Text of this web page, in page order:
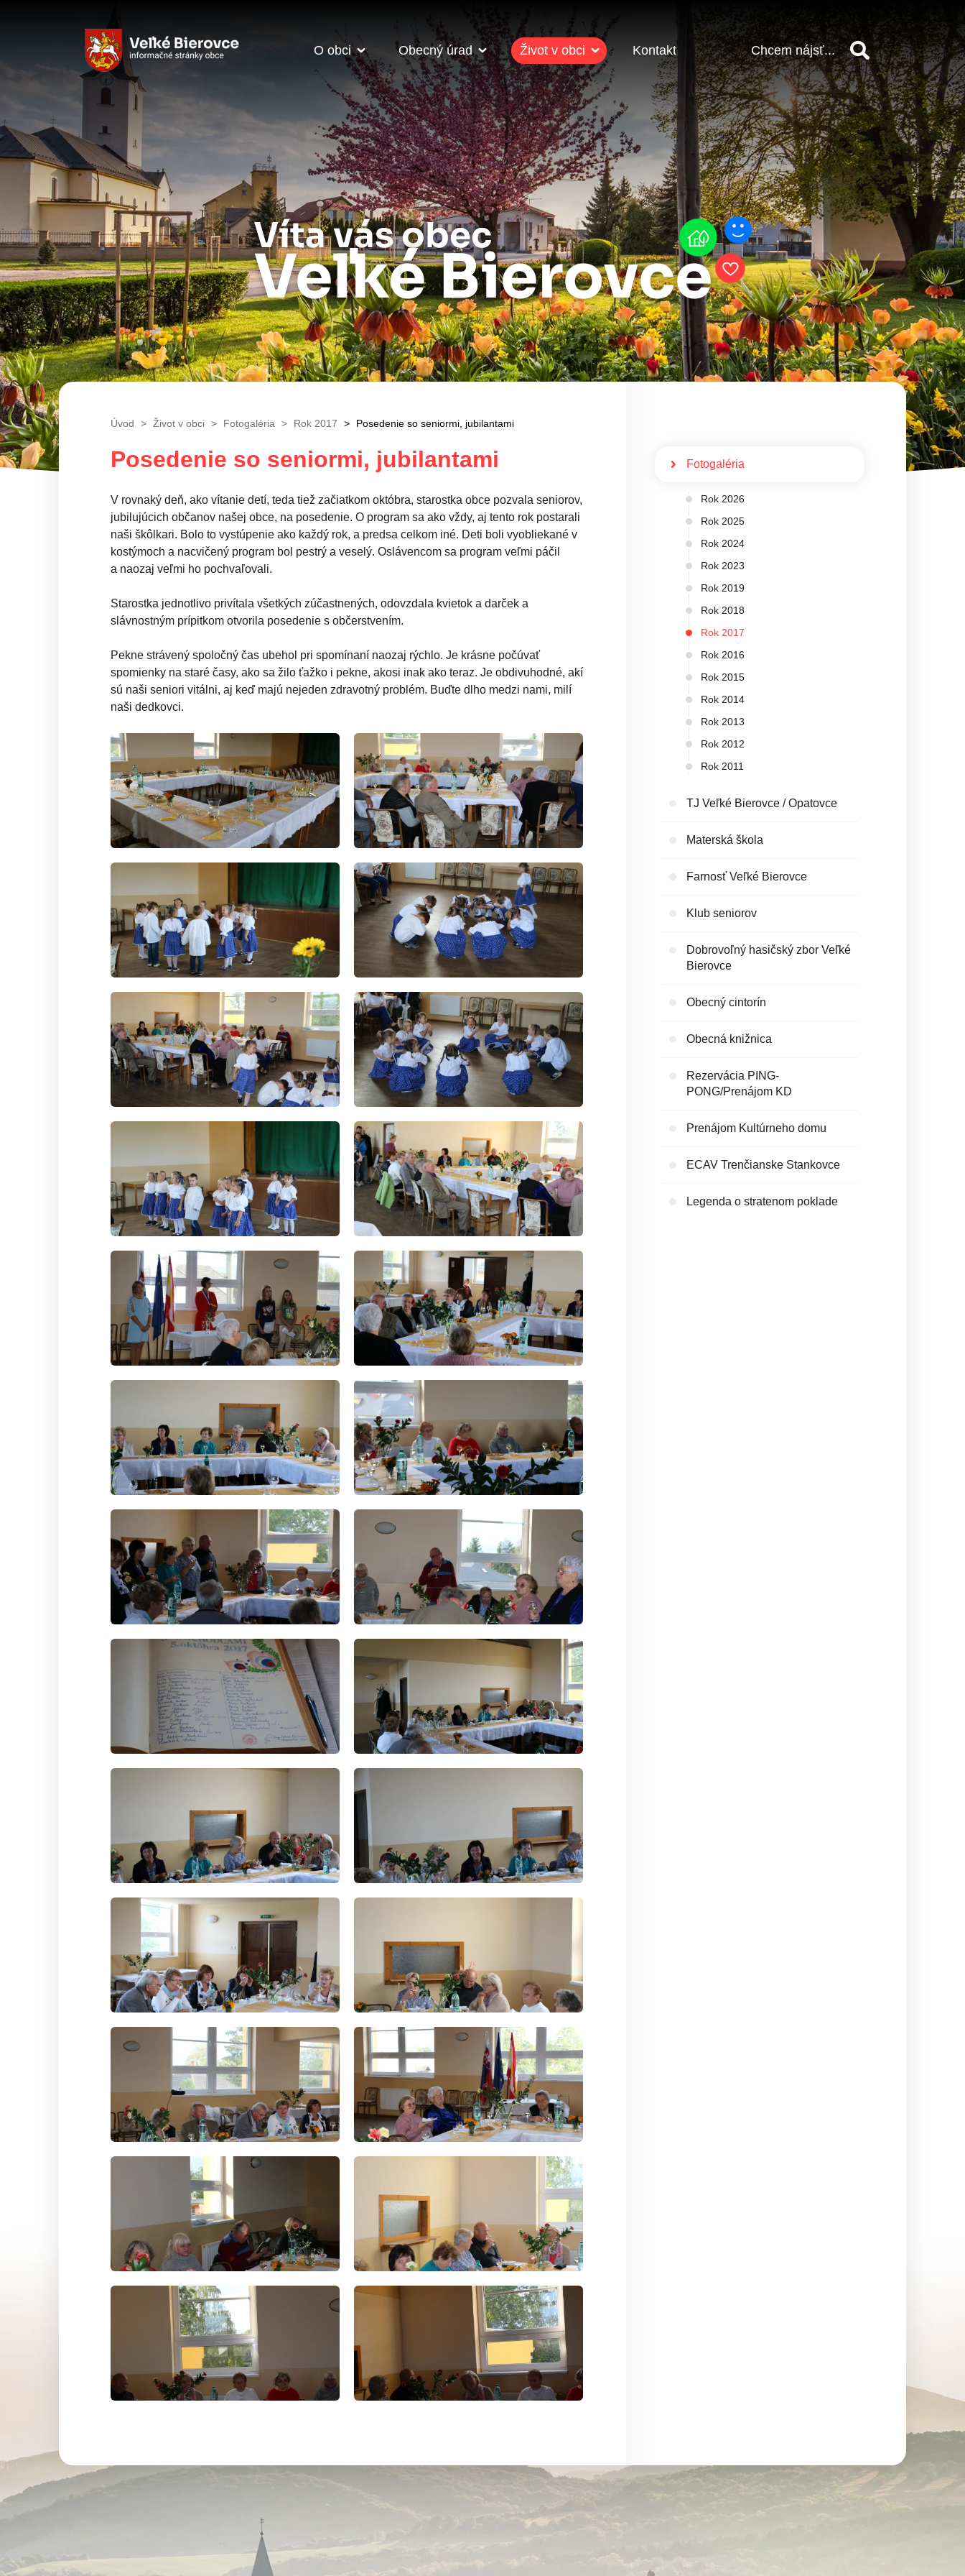
O obci Obecný úrad Život v obci Kontakt Vyhľadať
Víta vás obec
Veľké Bierovce
Úvod Život v obci Fotogaléria Rok 2017 Posedenie so seniormi, jubilantami
Posedenie so seniormi, jubilantami
V rovnaký deň, ako vítanie detí, teda tiež začiatkom októbra, starostka obce pozvala seniorov,
jubilujúcich občanov našej obce, na posedenie. O program sa ako vždy, aj tento rok postarali
naši škôlkari. Bolo to vystúpenie ako každý rok, a predsa celkom iné. Deti boli vyobliekané v
kostýmoch a nacvičený program bol pestrý a veselý. Oslávencom sa program veľmi páčil
a naozaj veľmi ho pochvaľovali.
Starostka jednotlivo privítala všetkých zúčastnených, odovzdala kvietok a darček a
slávnostným prípitkom otvorila posedenie s občerstvením.
Pekne strávený spoločný čas ubehol pri spomínaní naozaj rýchlo. Je krásne počúvať
spomienky na staré časy, ako sa žilo ťažko i pekne, akosi inak ako teraz. Je obdivuhodné, akí
sú naši seniori vitálni, aj keď majú nejeden zdravotný problém. Buďte dlho medzi nami, milí
naši dedkovci.
Fotogaléria
Rok 2026
Rok 2025
Rok 2024
Rok 2023
Rok 2019
Rok 2018
Rok 2017
Rok 2016
Rok 2015
Rok 2014
Rok 2013
Rok 2012
Rok 2011
TJ Veľké Bierovce / Opatovce
Materská škola
Farnosť Veľké Bierovce
Klub seniorov
Dobrovoľný hasičský zbor Veľké
Bierovce
Obecný cintorín
Obecná knižnica
Rezervácia PING-
PONG/Prenájom KD
Prenájom Kultúrneho domu
ECAV Trenčianske Stankovce
Legenda o stratenom poklade